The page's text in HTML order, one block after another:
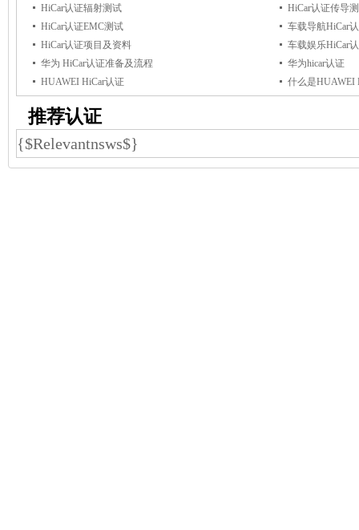
HiCar认证辐射测试
HiCar认证传导
HiCar认证EMC测试
车载导航HiCar
HiCar认证项目及资料
车载娱乐HiCar
华为 HiCar认证准备及流程
华为hicar认证
HUAWEI HiCar认证
什么是HUAWEI
推荐认证
{$Relevantnsws$}